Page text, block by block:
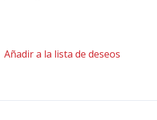
Añadir a la lista de deseos